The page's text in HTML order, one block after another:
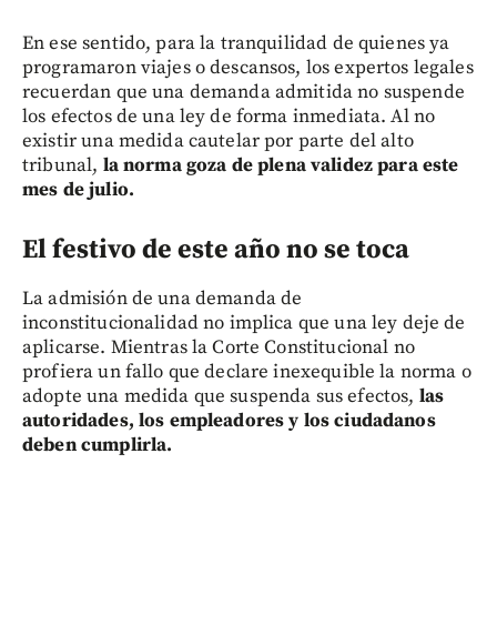
En ese sentido, para la tranquilidad de quienes ya
programaron viajes o descansos, los expertos legales
recuerdan que una demanda admitida no suspende
los efectos de una ley de forma inmediata. Al no
existir una medida cautelar por parte del alto
tribunal, la norma goza de plena validez para este
mes de julio.
El festivo de este año no se toca
La admisión de una demanda de
inconstitucionalidad no implica que una ley deje de
aplicarse. Mientras la Corte Constitucional no
profiera un fallo que declare inexequible la norma o
adopte una medida que suspenda sus efectos, las
autoridades, los empleadores y los ciudadanos
deben cumplirla.